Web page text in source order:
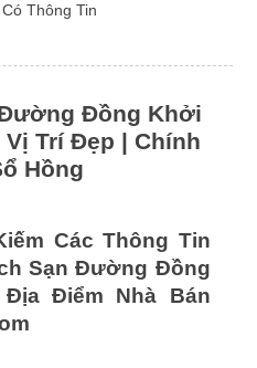
Thông Tin
Đồng Khởi
Vị Trí Đẹp | Chính
Hồng
Các Thông Tin
Sạn Đường Đồng
Điểm Nhà Bán